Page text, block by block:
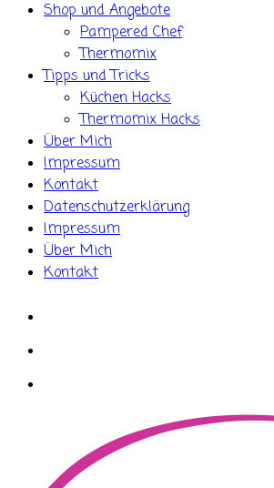
Shop und Angebote
Pampered Chef
Thermomix
Tipps und Tricks
Küchen Hacks
Thermomix Hacks
Über Mich
Impressum
Kontakt
Datenschutzerklärung
Impressum
Über Mich
Kontakt